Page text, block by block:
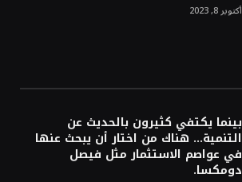
أكتوبر 8, 2023
بينما يكتفي كثيرون بالحديث عن
التنمية… هناك من اختار أن يبحث عنها
في عواصم الاستثمار مثل فيصل
دومكسا.